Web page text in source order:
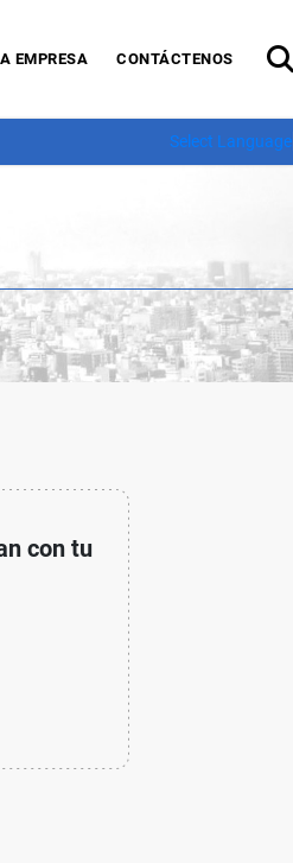
EMPRESA CONTÁCTENOS
Select Language
con tu